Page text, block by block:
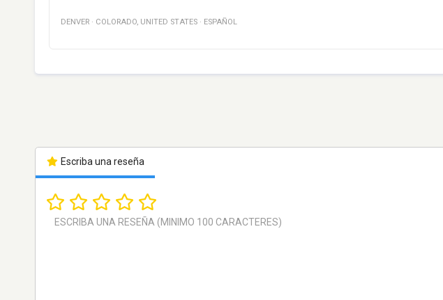
DENVER · COLORADO, UNITED STATES · ESPAÑOL
Escriba una reseña